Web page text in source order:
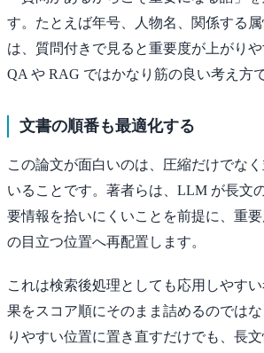
す。たとえば年号、人物名、関係する
は、質問付きで見ると重要度が上がり
QA や RAG ではかなり筋の良い考え方で
文書の順番も最適化する
この論文が面白いのは、圧縮だけでな
いることです。著者らは、LLM が長文
要情報を拾いにくいことを前提に、重
の目立つ位置へ再配置します。
これは検索後処理としても応用しやす
果をスコア順にそのまま詰めるのでは
りやすい位置に置き直すだけでも、長